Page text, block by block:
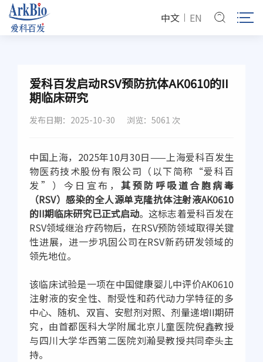
中文 EN
爱科百发启动RSV预防抗体AK0610的II
期临床研究
发布日期：2025-10-30 浏览：5061 次
中国上海，2025年10月30日——上海爱科百发生
物医药技术股份有限公司（以下简称“爱科百
发”）今日宣布，其预防呼吸道合胞病毒
（RSV）感染的全人源单克隆抗体注射液AK0610
的II期临床研究已正式启动。这标志着爱科百发在
RSV领域继治疗药物后，在RSV预防领域取得关键
性进展，进一步巩固公司在RSV新药研发领域的
领先地位。
该临床试验是一项在中国健康婴儿中评价AK0610
注射液的安全性、耐受性和药代动力学特征的多
中心、随机、双盲、安慰剂对照、剂量递增II期研
究，由首都医科大学附属北京儿童医院倪鑫教授
与四川大学华西第二医院刘瀚旻教授共同牵头主
持。